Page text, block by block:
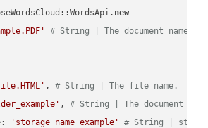
new
# String | The document name.
, # String | The file name.
, # String | The document
'storage_name_example'
# String |